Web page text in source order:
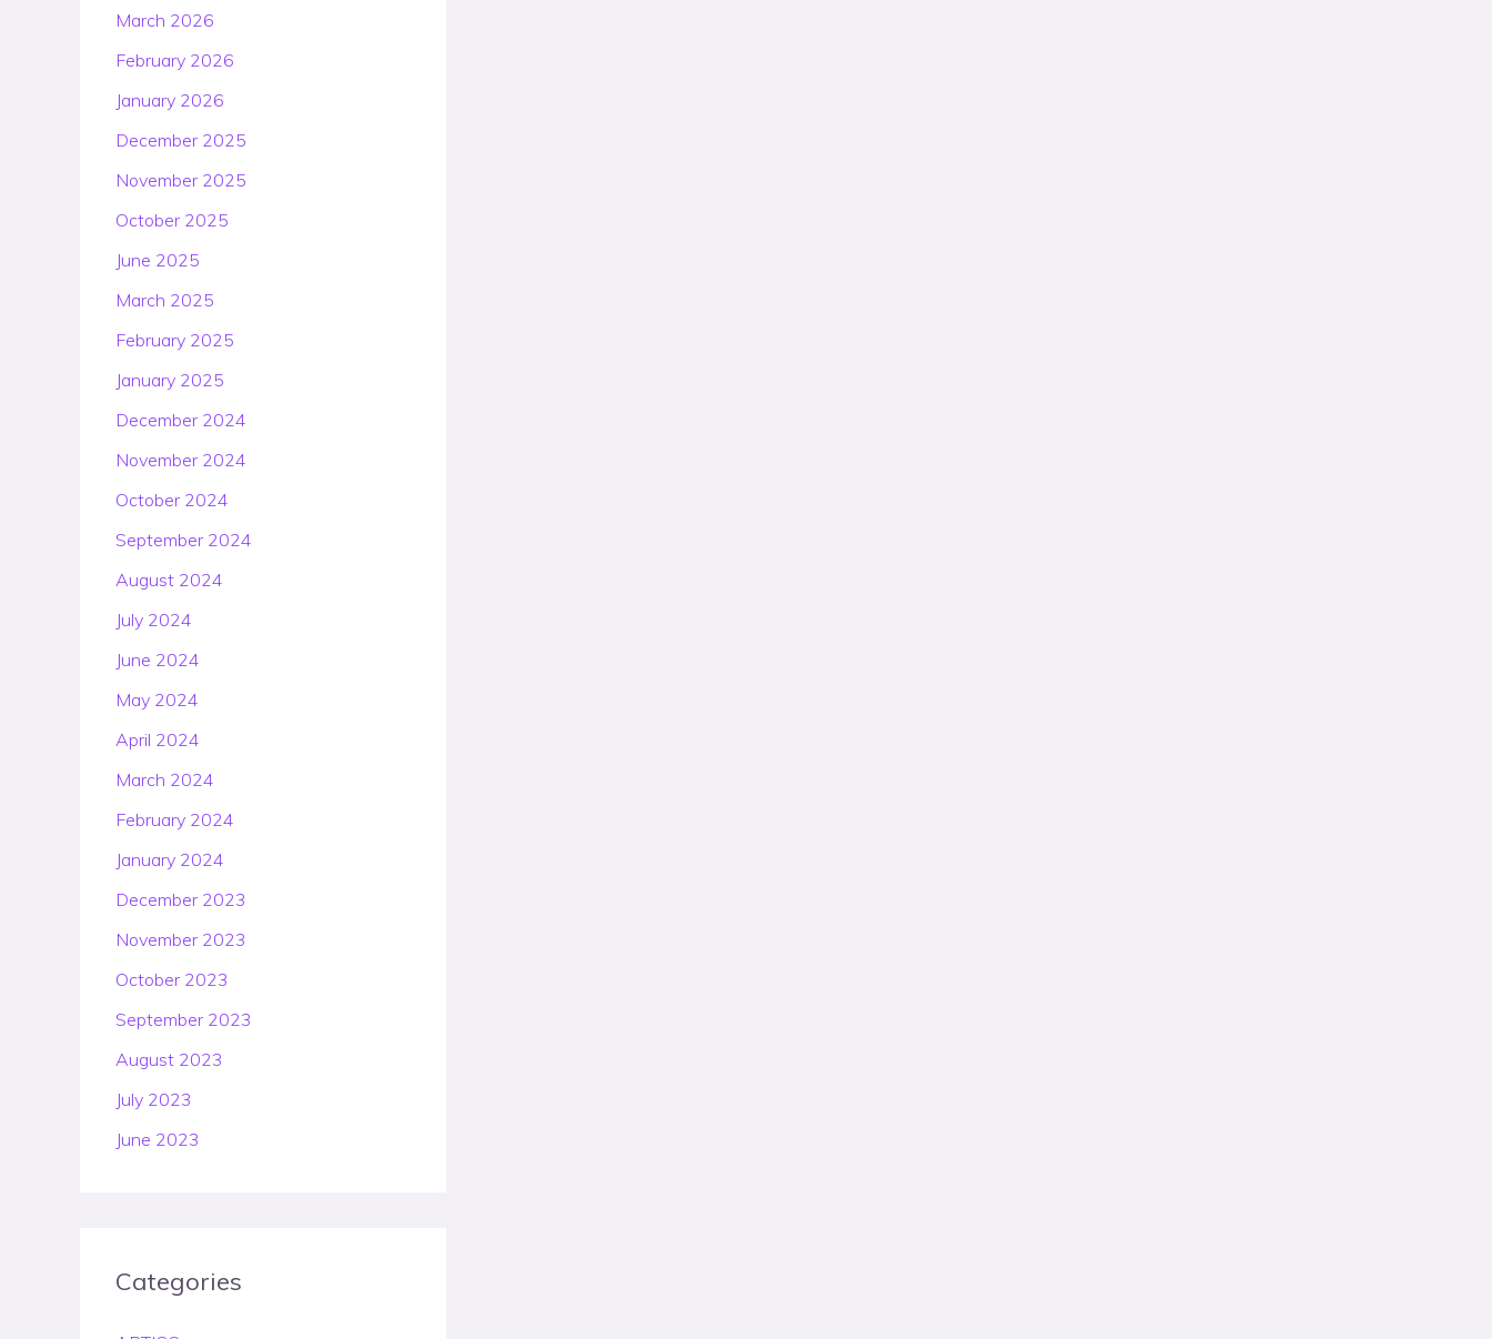
March 2026
February 2026
January 2026
December 2025
November 2025
October 2025
June 2025
March 2025
February 2025
January 2025
December 2024
November 2024
October 2024
September 2024
August 2024
July 2024
June 2024
May 2024
April 2024
March 2024
February 2024
January 2024
December 2023
November 2023
October 2023
September 2023
August 2023
July 2023
June 2023
Categories